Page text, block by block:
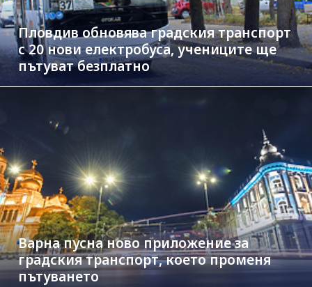
Пловдив обновява градския транспорт
с 20 нови електробуса, учениците ще
пътуват безплатно
Варна пусна ново приложение за
градския транспорт, което променя
пътуването